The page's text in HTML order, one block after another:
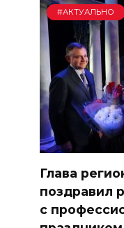
#АКТУАЛЬНО
Глава
поздравил
с